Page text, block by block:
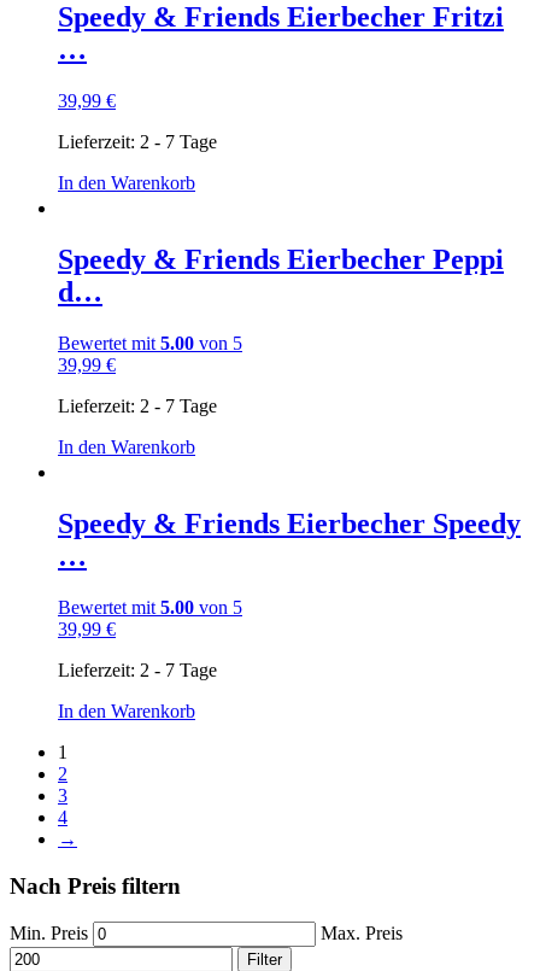
Speedy & Friends Eierbecher Fritzi
…
39,99 €
Lieferzeit: 2 - 7 Tage
In den Warenkorb
Speedy & Friends Eierbecher Peppi
d…
Bewertet mit 5.00 von 5
39,99 €
Lieferzeit: 2 - 7 Tage
In den Warenkorb
Speedy & Friends Eierbecher Speedy
…
Bewertet mit 5.00 von 5
39,99 €
Lieferzeit: 2 - 7 Tage
In den Warenkorb
1
2
3
4
→
Nach Preis filtern
Min. Preis Max. Preis
Filter